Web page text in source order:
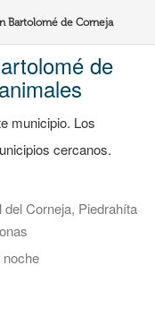
Bartolomé de Corneja
de
municipio. Los
cercanos.
del Corneja, Piedrahíta